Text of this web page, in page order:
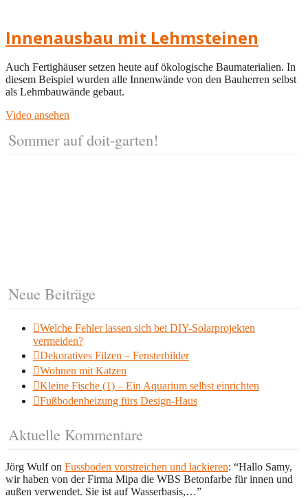
Innenausbau mit Lehmsteinen
Auch Fertighäuser setzen heute auf ökologische Baumaterialien. In
diesem Beispiel wurden alle Innenwände von den Bauherren selbst
als Lehmbauwände gebaut.
Video ansehen
Sommer auf doit-garten!
Neue Beiträge
Welche Fehler lassen sich bei DIY-Solarprojekten
vermeiden?
Dekoratives Filzen – Fensterbilder
Wohnen mit Katzen
Kleine Fische (1) – Ein Aquarium selbst einrichten
Fußbodenheizung fürs Design-Haus
Aktuelle Kommentare
Jörg Wulfon Fussboden vorstreichen und lackieren: “Hallo Samy,
wir haben von der Firma Mipa die WBS Betonfarbe für innen und
außen verwendet. Sie ist auf Wasserbasis,…”